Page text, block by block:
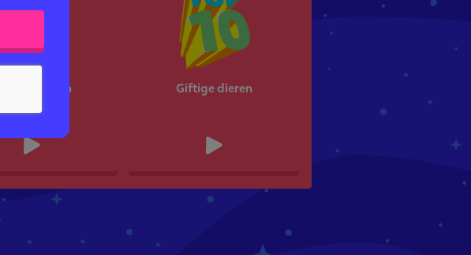
Slimste dieren Giftige dieren